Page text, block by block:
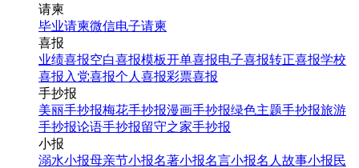
请柬
毕业请柬微信电子请柬
喜报
业绩喜报空白喜报模板开单喜报电子喜报转正喜报学校
喜报 入党喜报个人喜报彩票喜报
手抄报
美丽手抄报梅花手抄报漫画手抄报绿色主题手抄报旅游
手抄报论语手抄报留守之家手抄报
小报
溺水小报母亲节小报名著小报名言小报名人故事小报民